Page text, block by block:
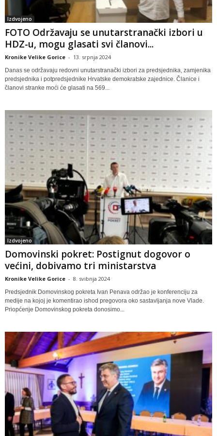
Izdvojeno
FOTO Održavaju se unutarstranački izbori u
HDZ-u, mogu glasati svi članovi...
Kronike Velike Gorice - 13. srpnja 2024
Danas se održavaju redovni unutarstranački izbori za predsjednika, zamjenika
predsjednika i potpredsjednike Hrvatske demokratske zajednice. Članice i
članovi stranke moći će glasati na 569...
Izdvojeno
Domovinski pokret: Postignut dogovor o
većini, dobivamo tri ministarstva
Kronike Velike Gorice - 8. svibnja 2024
Predsjednik Domovinskog pokreta Ivan Penava održao je konferenciju za
medije na kojoj je komentirao ishod pregovora oko sastavljanja nove Vlade.
Priopćenje Domovinskog pokreta donosimo...